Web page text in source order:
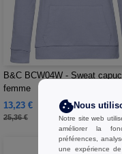
B&C BCW04W - Sweat
femme
13,23 €
25,36 €
-
Nous
Notre site web
améliorer la
préférences,
une expérience